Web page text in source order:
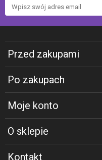
Przed zakupami
Po zakupach
Moje konto
O sklepie
Kontakt